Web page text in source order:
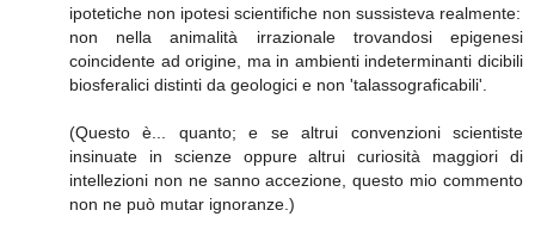
ipotetiche non ipotesi scientifiche non sussisteva realmente:
non nella animalità irrazionale trovandosi epigenesi
coincidente ad origine, ma in ambienti indeterminanti dicibili
biosferalici distinti da geologici e non 'talassograficabili'.
(Questo è... quanto; e se altrui convenzioni scientiste
insinuate in scienze oppure altrui curiosità maggiori di
intellezioni non ne sanno accezione, questo mio commento
non ne può mutar ignoranze.)